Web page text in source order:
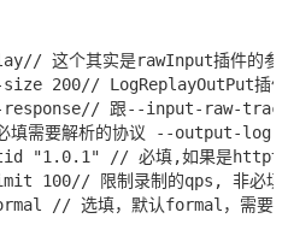
这个其实是rawInput插件的
200// LogReplayOutPut插件
跟--input-raw-
要解析的协议 --output-
"1.0.1" // 必填,如果是http协
100// 限制录制的qps, 非必
// 选填，默认formal，需要注